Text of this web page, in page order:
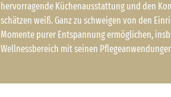
hervorragende Küchenausstattung und den
schätzen weiß. Ganz zu schweigen von den
Momente purer Entspannung ermöglichen,
Wellnessbereich mit seinen